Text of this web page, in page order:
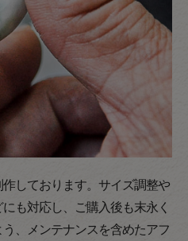
しております。サイズ調整や
も対応し、ご購入後も末永く
、メンテナンスを含めたアフ